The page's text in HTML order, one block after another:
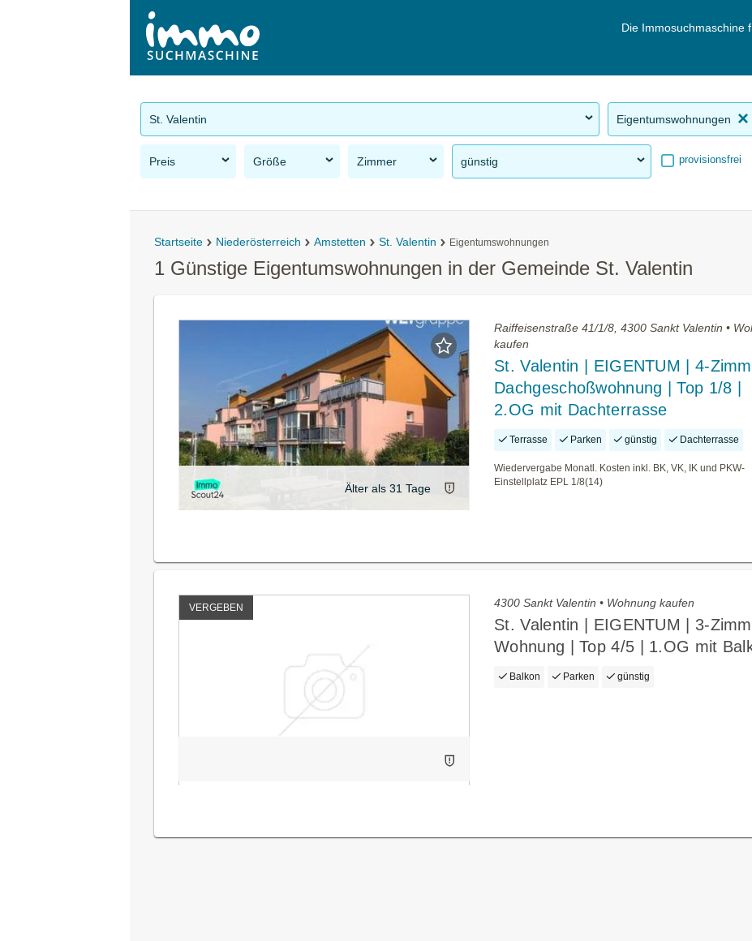
Die Immosuchmaschine
St. Valentin Eigentumswohnungen
Preis Größe Zimmer günstig provisionsfrei
Startseite Niederösterreich Amstetten St. Valentin Eigentumswohnungen
1 Günstige Eigentumswohnungen in der Gemeinde St. Valentin
Älter als 31 Tage
Raiffeisenstraße 41/1/8, 4300 Sankt Valentin •
kaufen
St. Valentin | EIGENTUM | 4-
Dachgeschoßwohnung | Top 1/8 |
2.OG mit Dachterrasse
Terrasse Parken günstig Dachterrasse
Wiedervergabe Monatl. Kosten inkl. BK, VK, IK und PKW-
Einstellplatz EPL 1/8(14)
VERGEBEN 4300 Sankt Valentin • Wohnung kaufen
St. Valentin | EIGENTUM | 3-
Wohnung | Top 4/5 | 1.OG mit
Balkon Parken günstig